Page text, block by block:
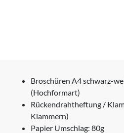
Broschüren A4 schwarz-
(Hochformart)
Rückendrahtheftung /
Klammern)
Papier Umschlag: 80g